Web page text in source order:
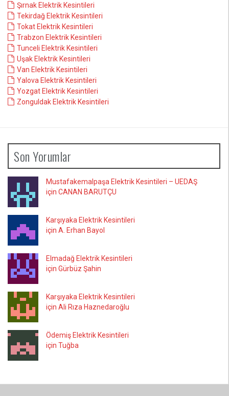
Şırnak Elektrik Kesintileri
Tekirdağ Elektrik Kesintileri
Tokat Elektrik Kesintileri
Trabzon Elektrik Kesintileri
Tunceli Elektrik Kesintileri
Uşak Elektrik Kesintileri
Van Elektrik Kesintileri
Yalova Elektrik Kesintileri
Yozgat Elektrik Kesintileri
Zonguldak Elektrik Kesintileri
Son Yorumlar
Mustafakemalpaşa Elektrik Kesintileri – UEDAŞ
için CANAN BARUTÇU
Karşıyaka Elektrik Kesintileri
için A. Erhan Bayol
Elmadağ Elektrik Kesintileri
için Gürbüz Şahin
Karşıyaka Elektrik Kesintileri
için Ali Rıza Haznedaroğlu
Ödemiş Elektrik Kesintileri
için Tuğba